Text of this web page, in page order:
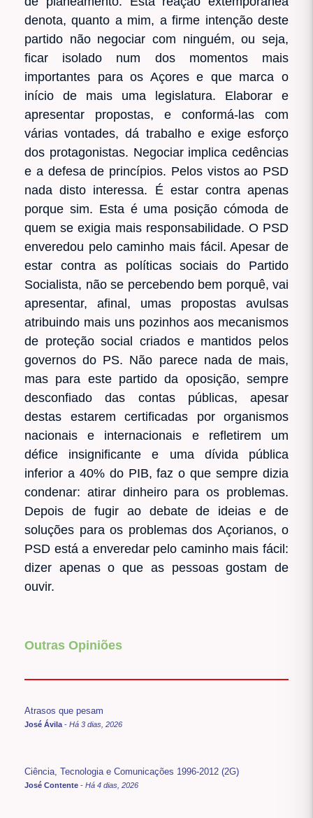
denota, quanto a mim, a firme intenção deste
partido não negociar com ninguém, ou seja,
ficar isolado num dos momentos mais
importantes para os Açores e que marca o
início de mais uma legislatura. Elaborar e
apresentar propostas, e conformá-las com
várias vontades, dá trabalho e exige esforço
dos protagonistas. Negociar implica cedências
e a defesa de princípios. Pelos vistos ao PSD
nada disto interessa. É estar contra apenas
porque sim. Esta é uma posição cómoda de
quem se exigia mais responsabilidade. O PSD
enveredou pelo caminho mais fácil. Apesar de
estar contra as políticas sociais do Partido
Socialista, não se percebendo bem porquê, vai
apresentar, afinal, umas propostas avulsas
atribuindo mais uns pozinhos aos mecanismos
de proteção social criados e mantidos pelos
governos do PS. Não parece nada de mais,
mas para este partido da oposição, sempre
desconfiado das contas públicas, apesar
destas estarem certificadas por organismos
nacionais e internacionais e refletirem um
défice insignificante e uma dívida pública
inferior a 40% do PIB, faz o que sempre dizia
condenar: atirar dinheiro para os problemas.
Depois de fugir ao debate de ideias e de
soluções para os problemas dos Açorianos, o
PSD está a enveredar pelo caminho mais fácil:
dizer apenas o que as pessoas gostam de
ouvir.
Outras Opiniões
Atrasos que pesam
José Ávila - Há 3 dias, 2026
Ciência, Tecnologia e Comunicações 1996-2012 (2G)
José Contente - Há 4 dias, 2026